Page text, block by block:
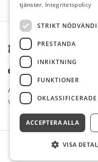
Sidfot
Övrigt
Arbetsgivare i Fokus
Vi Lärare Jobb
© 2026
tjänster. Integritetspolicy
STRIKT
PRESTANDA
INRIKTNING
FUNKTIONER
OKLASSIFICERADE
ACCEPTERA ALLA
VISA